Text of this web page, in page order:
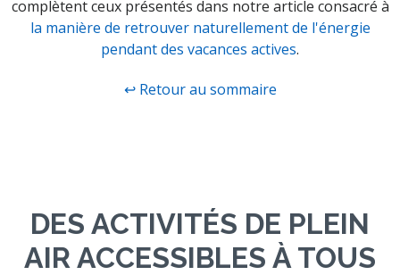
complètent ceux présentés dans notre article consacré à
la manière de retrouver naturellement de l'énergie
pendant des vacances actives.
↩ Retour au sommaire
DES ACTIVITÉS DE PLEIN
AIR ACCESSIBLES À TOUS